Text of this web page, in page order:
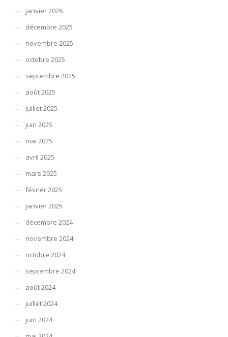
janvier 2026
décembre 2025
novembre 2025
octobre 2025
septembre 2025
août 2025
juillet 2025
juin 2025
mai 2025
avril 2025
mars 2025
février 2025
janvier 2025
décembre 2024
novembre 2024
octobre 2024
septembre 2024
août 2024
juillet 2024
juin 2024